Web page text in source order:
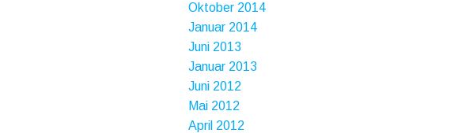
Oktober 2014
Januar 2014
Juni 2013
Januar 2013
Juni 2012
Mai 2012
April 2012